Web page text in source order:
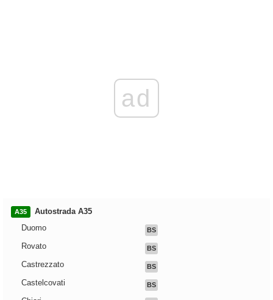
ad
A35
Autostrada A35
Duomo
BS
Rovato BS
Castrezzato BS
Castelcovati BS